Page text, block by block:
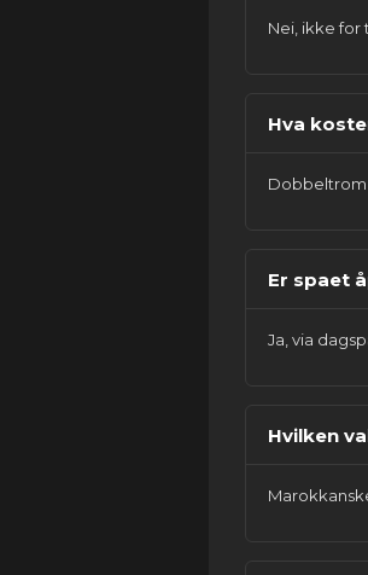
Nei, ikke for
Hva
Dobbeltrom
Er spaet
Ja, via
Hvilken